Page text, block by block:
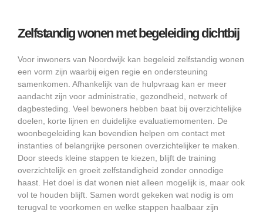
Zelfstandig wonen met begeleiding dichtbij
Voor inwoners van Noordwijk kan begeleid zelfstandig wonen
een vorm zijn waarbij eigen regie en ondersteuning
samenkomen. Afhankelijk van de hulpvraag kan er meer
aandacht zijn voor administratie, gezondheid, netwerk of
dagbesteding. Veel bewoners hebben baat bij overzichtelijke
doelen, korte lijnen en duidelijke evaluatiemomenten. De
woonbegeleiding kan bovendien helpen om contact met
instanties of belangrijke personen overzichtelijker te maken.
Door steeds kleine stappen te kiezen, blijft de training
overzichtelijk en groeit zelfstandigheid zonder onnodige
haast. Het doel is dat wonen niet alleen mogelijk is, maar ook
vol te houden blijft. Samen wordt gekeken wat nodig is om
terugval te voorkomen en welke stappen haalbaar zijn